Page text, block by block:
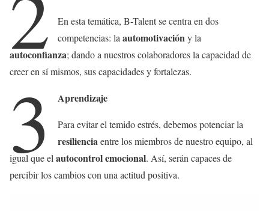
En esta temática, B-Talent se centra en dos
competencias: laautomotivacióny la
autoconfianza; dando a nuestros colaboradores la capacidad de
creer en sí mismos, sus capacidades y fortalezas.
3 Aprendizaje
Para evitar el temido estrés, debemos potenciar la
resilienciaentre los miembros de nuestro equipo, al
igual que elautocontrol emocional. Así, serán capaces de
percibir los cambios con una actitud positiva.